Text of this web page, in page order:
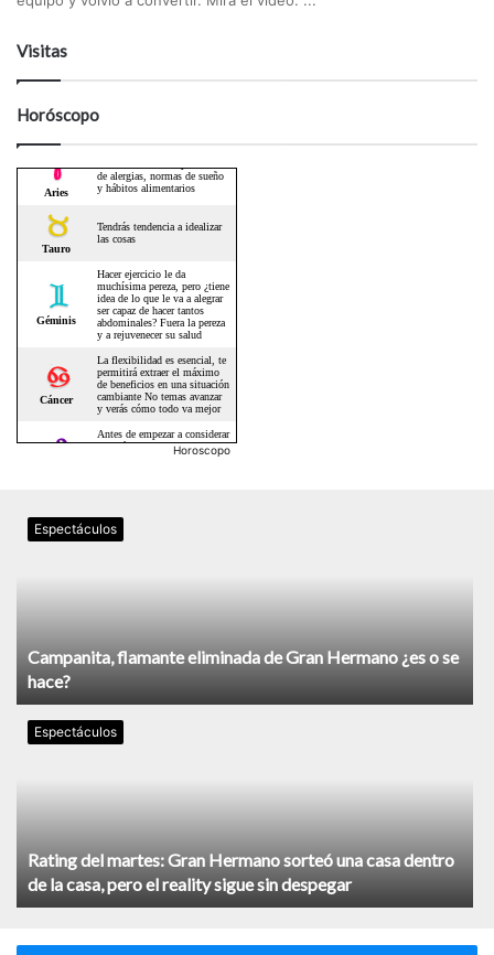
Visitas
Horóscopo
Horoscopo
Espectáculos
Campanita, flamante eliminada de Gran Hermano ¿es o se
hace?
Espectáculos
Rating del martes: Gran Hermano sorteó una casa dentro
de la casa, pero el reality sigue sin despegar